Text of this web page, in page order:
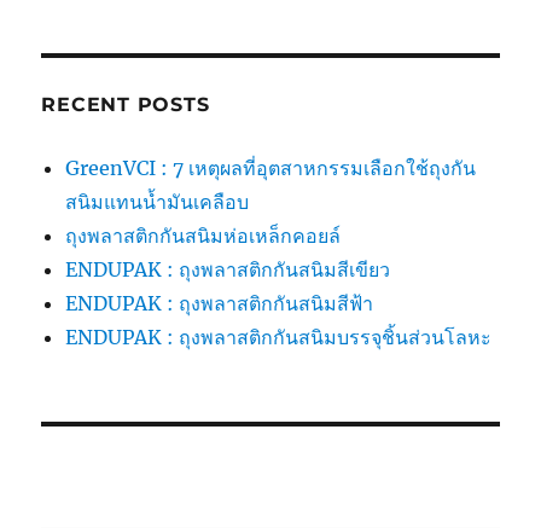
RECENT POSTS
GreenVCI : 7 เหตุผลที่อุตสาหกรรมเลือกใช้ถุงกัน
สนิมแทนน้ำมันเคลือบ
ถุงพลาสติกกันสนิมห่อเหล็กคอยล์
ENDUPAK : ถุงพลาสติกกันสนิมสีเขียว
ENDUPAK : ถุงพลาสติกกันสนิมสีฟ้า
ENDUPAK : ถุงพลาสติกกันสนิมบรรจุชิ้นส่วนโลหะ